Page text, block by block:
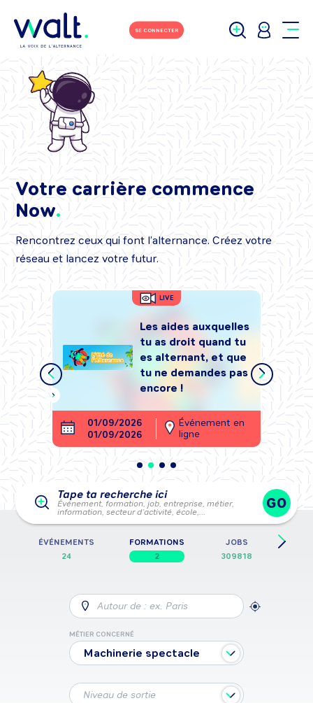
SE CONNECTER
Votre carrière commence
Now
Rencontrez ceux qui font l’alternance. Créez votre
réseau et lancez votre futur.
LIVE
Les aides auxquelles
tu as droit quand tu
es alternant, et que
tu ne demandes pas
encore !
01/09/2026
01/09/2026
Événement en
ligne
Tape ta recherche ici
Événement, formation, job, entreprise, métier,
information, secteur d’activité, école,…
GO
ÉVÉNEMENTS
24
FORMATIONS
2
JOBS
309818
Autour de : ex. Paris
MÉTIER CONCERNÉ
Machinerie spectacle
Niveau de sortie